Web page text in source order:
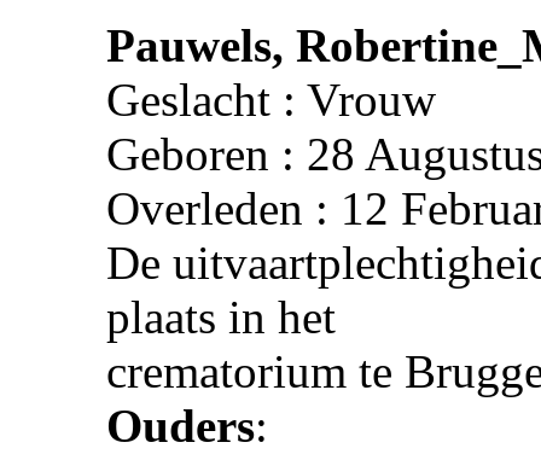
Pauwels,
Geslacht : Vrouw
Geboren : 28
Overleden : 12
De
plaats in het
crematorium te
Ouders: